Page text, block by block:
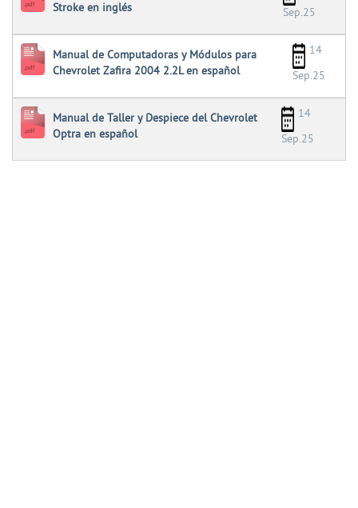
Stroke en inglés
Sep.25
Manual de Computadoras y Módulos para
Chevrolet Zafira 2004 2.2L en español
14
Sep.25
Manual de Taller y Despiece del Chevrolet
Optra en español
14
Sep.25